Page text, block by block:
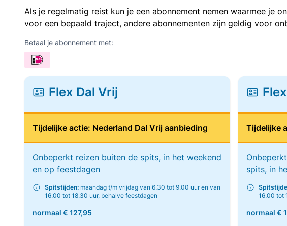
Als je regelmatig reist kun je een abonnement nemen waarmee je
voor een bepaald traject, andere abonnementen zijn geldig voor
Betaal je abonnement met:
Flex Dal Vrij
Tijdelijke actie: Nederland Dal Vrij aanbieding
Onbeperkt reizen buiten de spits, in het weekend
en op feestdagen
Spitstijden: maandag t/m vrijdag van 6.30 tot 9.00 uur en van
16.00 tot 18.30 uur, behalve feestdagen
normaal € 127,95
Tijdelijke
spits, in
16.00 tot
normaal€